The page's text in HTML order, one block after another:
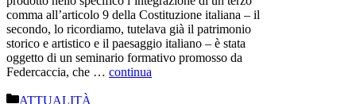
comma all’articolo 9 della Costituzione italiana – il
secondo, lo ricordiamo, tutelava già il patrimonio
storico e artistico e il paesaggio italiano – è stata
oggetto di un seminario formativo promosso da
Federcaccia, che … continua
Categorie
ATTUALITÀ